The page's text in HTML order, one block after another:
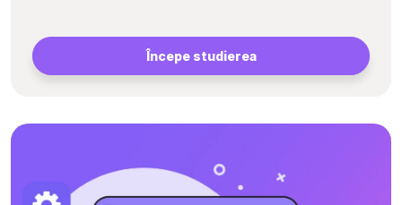
Începe studierea